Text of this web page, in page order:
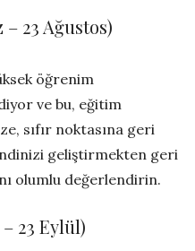
23 Ağustos)
öğrenim
ve bu, eğitim
sıfır noktasına geri
geliştirmekten geri
olumlu değerlendirin.
23 Eylül)